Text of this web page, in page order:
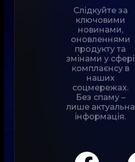
Слідкуйте за
ключовими
новинами,
оновленнями
продукту та
змінами у сфері
комплаєнсу в
наших
соцмережах.
Без спаму –
лише актуальна
інформація.